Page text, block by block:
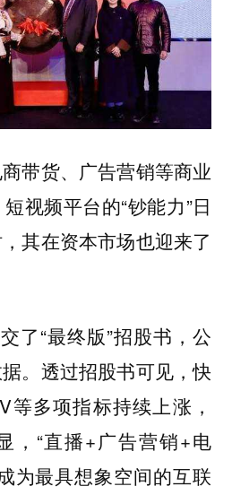
带货、广告营销等商业
视频平台的“钞能力”日
其在资本市场也迎来了
了“最终版”招股书，公
。透过招股书可见，快
等多项指标持续上涨，
，“直播+广告营销+电
为最具想象空间的互联